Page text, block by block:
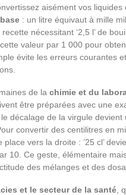
aisément vos liquides
: un litre équivaut à mille
nécessitant ‘2,5 l’ de
valeur par 1 000 pour
évite les erreurs courantes
de la chimie et du
être préparées avec une
décalage de la virgule devient
convertir des centilitres en
place vers la droite : ’25 cl’
10. Ce geste, élémentaire
des mélanges et des
et le secteur de la santé,